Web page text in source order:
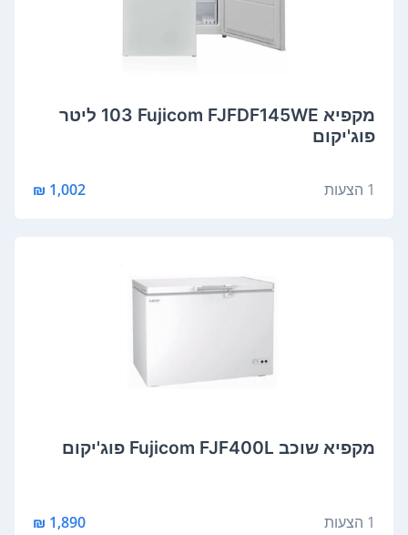
מקפיא Fujicom FJFDF145WE ‏103 ‏ליטר
פוג'יקום
1 הצעות 1,002 ₪
מקפיא ‏שוכב Fujicom FJF400L פוג'יקום
1 הצעות 1,890 ₪